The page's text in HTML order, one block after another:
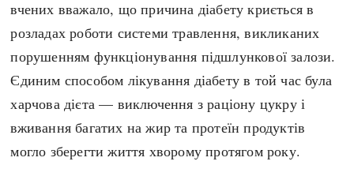
Особистості
Подорожі і відкриття
Політика
Релігія
Розваги і дозвілля
Спорт
Чудеса світу
Античні часи
Темні віки
Високе Середньовіччя
Пізнє Середньовіччя
Нова історія
Новітня історія
Наш час
вчених вважало, що причина діабету криється в
розладах роботи системи травлення, викликаних
порушенням функціонування підшлункової залози.
Єдиним способом лікування діабету в той час була
харчова дієта — виключення з раціону цукру і
вживання багатих на жир та протеїн продуктів
могло зберегти життя хворому протягом року.